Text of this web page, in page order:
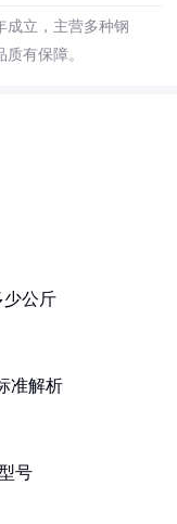
成立，主营多种钢
有保障。
少公斤
准解析
号